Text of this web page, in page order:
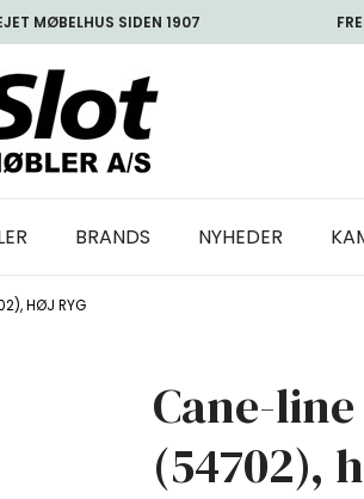
MØBELHUS SIDEN 1907
BRANDS NYHEDER
HØJ RYG
Cane-
(54702),